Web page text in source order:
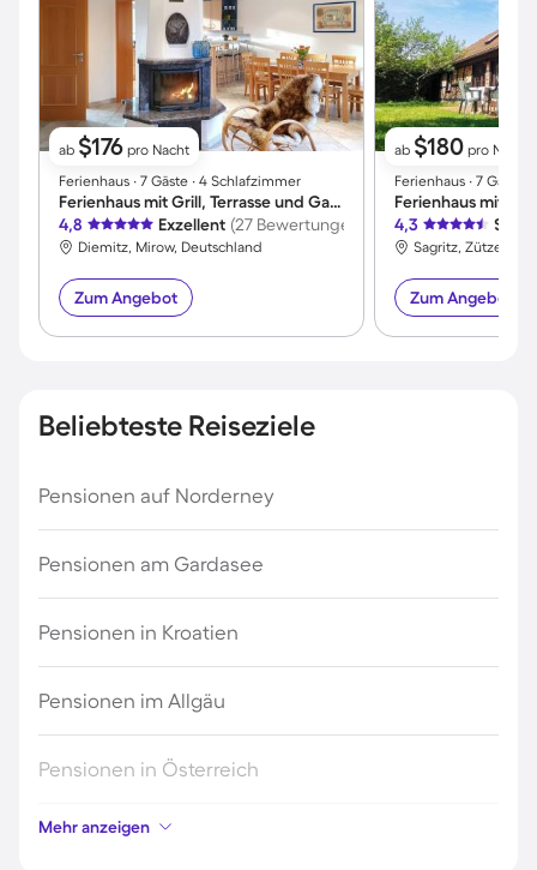
ab $176 pro Nacht
Ferienhaus ∙ 7 Gäste ∙ 4 Schlafzimmer
Ferienhaus mit Grill, Terrasse und Garten
4,8
Exzellent (27 Bewertungen)
Diemitz, Mirow, Deutschland
Zum Angebot
ab $180 pro Nacht
Ferienhaus ∙ 7 Gäste
4,3 Sehr
Sagritz, Zützen,
Zum Angebot
Beliebteste Reiseziele
Pensionen auf Norderney
Pensionen am Gardasee
Pensionen in Kroatien
Pensionen im Allgäu
Pensionen in Österreich
Pensionen in Hamburg
Mehr anzeigen